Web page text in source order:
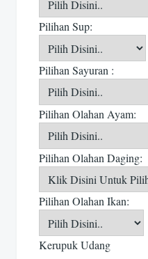
Pilihan Sup:
Pilihan Sayuran :
Pilihan Olahan Ayam:
Pilihan Olahan Daging:
Pilihan Olahan Ikan:
Kerupuk Udang